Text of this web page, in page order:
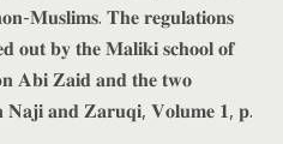
𝐌𝐮𝐬𝐥𝐢𝐦𝐬. 𝐓𝐡𝐞 𝐫𝐞𝐠𝐮𝐥𝐚𝐭𝐢𝐨𝐧𝐬
𝐨𝐮𝐭 𝐛𝐲 𝐭𝐡𝐞 𝐌𝐚𝐥𝐢𝐤𝐢 𝐬𝐜𝐡𝐨𝐨𝐥 𝐨𝐟
𝐀𝐛𝐢 𝐙𝐚𝐢𝐝 𝐚𝐧𝐝 𝐭𝐡𝐞 𝐭𝐰𝐨
𝐍𝐚𝐣𝐢 𝐚𝐧𝐝 𝐙𝐚𝐫𝐮𝐪𝐢, 𝐕𝐨𝐥𝐮𝐦𝐞 𝟏, 𝐩.